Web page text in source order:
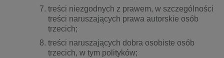
treści niezgodnych z prawem, w szczególności
treści naruszających prawa autorskie osób
trzecich;
treści naruszających dobra osobiste osób
trzecich, w tym polityków;